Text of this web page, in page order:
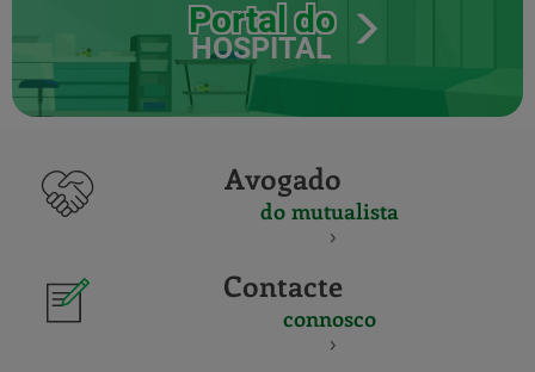
Portal do
HOSPITAL
Avogado
do mutualista
Contacte
connosco